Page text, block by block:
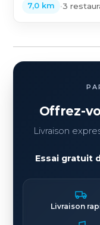
7,0 km •3
Offrez-
Livraison
Essai gratuit
Livraison